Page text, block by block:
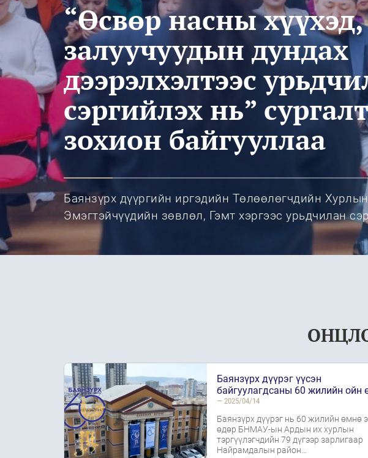
“Өсвөр насны хүүхэд,
залуучуудын дундах
дээрэлхэлтээс
сэргийлэх нь”
зохион байгууллаа
Баянзүрх дүүргийн иргэдийн Төлөөлөгчдийн
Эмэгтэйчүүдийн зөвлөл, Гэмт хэргээс урьдчилан
Баянзүрх дүүрэг үүсэн
байгуулагдсаны 60 жилийн ойн
— 2025/04/14
Баянзүрх дүүрэг нь 60 жилийн өмнө
өдөр БНМАУ-ын Ардын их хурлын
тэргүүлэгчдийн 79 дүгээр зарлигаар
Найрамдалын район…